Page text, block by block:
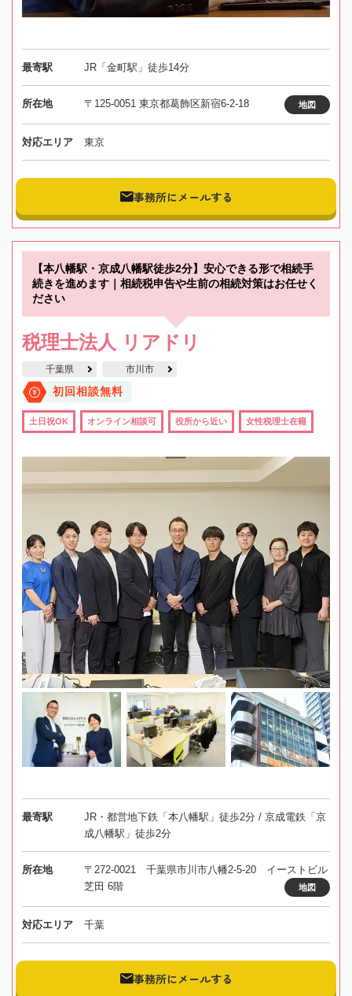
最寄駅 JR「金町駅」徒歩14分
所在地 〒125-0051 東京都葛飾区新宿6-2-18 地図
対応エリア 東京
事務所にメールする
【本八幡駅・京成八幡駅徒歩2分】安心できる形で相続手
続きを進めます｜相続税申告や生前の相続対策はお任せく
ださい
税理士法人 リアドリ
千葉県 市川市
初回相談無料
土日祝OK オンライン相談可 役所から近い 女性税理士在籍
最寄駅
JR・都営地下鉄「本八幡駅」徒歩2分 / 京成電鉄「京
成八幡駅」徒歩2分
所在地
〒272-0021 千葉県市川市八幡2-5-20 イーストビル
芝田 6階
地図
対応エリア 千葉
事務所にメールする